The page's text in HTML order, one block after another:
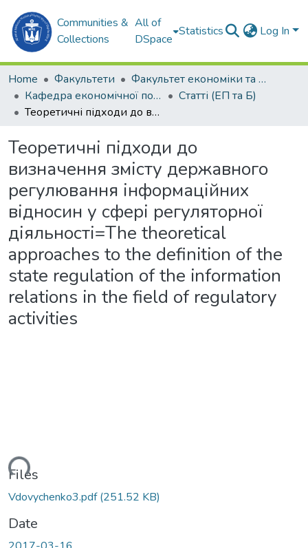
Communities &
Collections
All of
DSpace
Statistics Log In
Home Факультети
Факультет економіки та екології моря (ФЕЕМ)
Кафедра економічної політики та безпеки (ЕП та Б)
Статті (ЕП та Б)
Теоретичні підходи до визначення змісту державного регулювання інформаційних відносин у сфері регуляторної діяльності=The theoretical approaches to the definition of the state regulation of the information relations in the field of regulatory activities
Теоретичні підходи до
визначення змісту державного
регулювання інформаційних
відносин у сфері регуляторної
діяльності=The theoretical
approaches to the definition of the
state regulation of the information
relations in the field of regulatory
activities
Files
Vdovychenko3.pdf(251.52 KB)
Date